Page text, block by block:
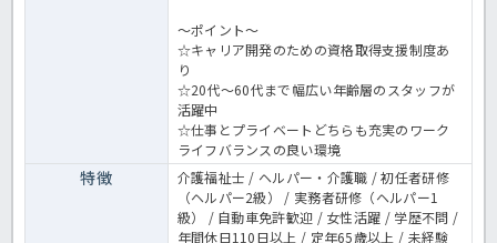
～ポイント～
☆キャリア開発のための資格取得支援制度あ
り
☆20代～60代まで幅広い年齢層のスタッフが
活躍中
☆仕事とプライベートどちらも充実のワーク
ライフバランスの良い環境
特徴
介護福祉士 / ヘルパー・介護職 / 初任者研修
（ヘルパー2級） / 実務者研修（ヘルパー1
級） / 自動車免許歓迎 / 女性活躍 / 学歴不問 /
年間休日110日以上 / 定年65歳以上 / 未経験